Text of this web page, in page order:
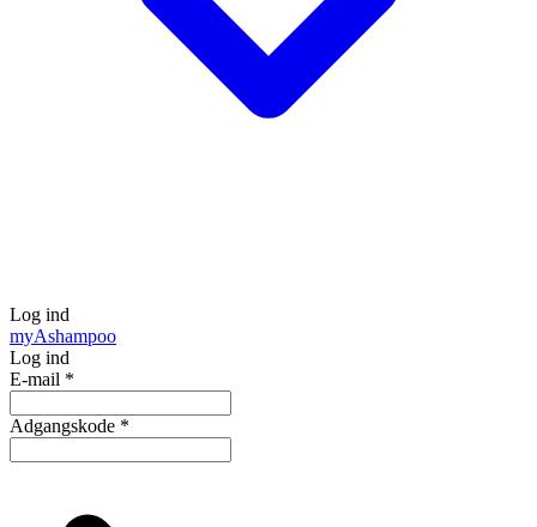
Log ind
myAshampoo
Log ind
E-mail *
Adgangskode *